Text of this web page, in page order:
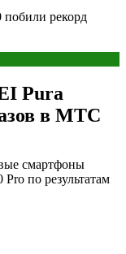
рекорд
Pura
в МТС
смартфоны
по результатам